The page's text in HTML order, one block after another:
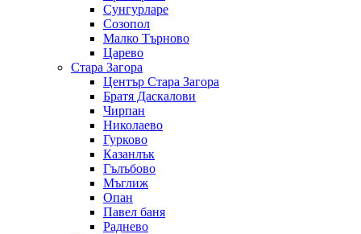
Сунгурларе
Созопол
Малко Търново
Царево
Стара Загора
Център Стара Загора
Братя Даскалови
Чирпан
Николаево
Гурково
Казанлък
Гълъбово
Мъглиж
Опан
Павел баня
Раднево